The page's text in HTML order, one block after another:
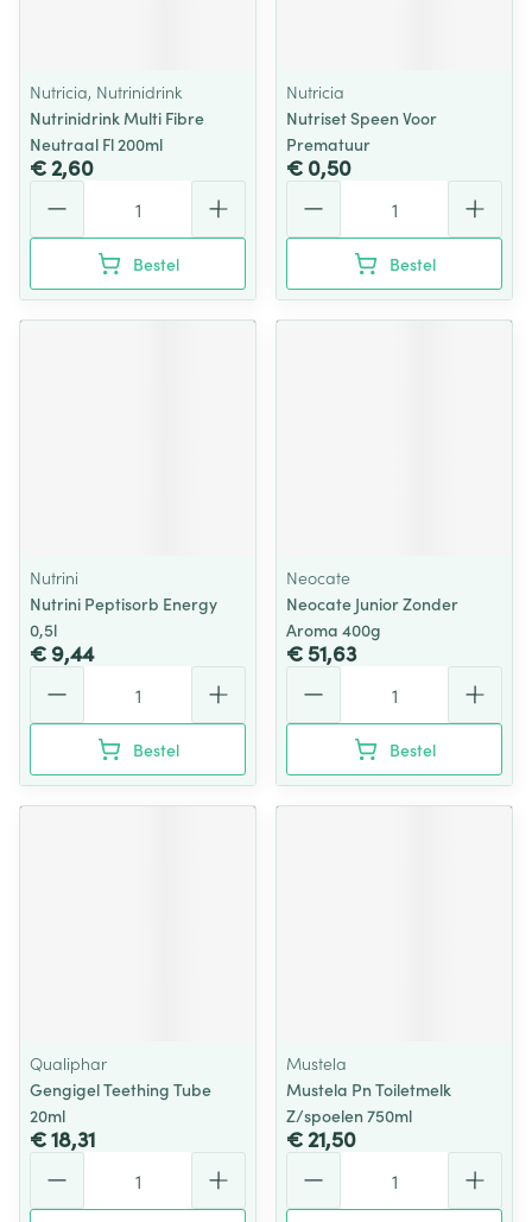
Nutricia, Nutrinidrink
Nutrinidrink Multi Fibre
Neutraal Fl 200ml
€ 2,60
Bestel
Nutricia
Nutriset Speen Voor
Prematuur
€ 0,50
Bestel
Nutrini
Nutrini Peptisorb Energy
0,5l
€ 9,44
Bestel
Neocate
Neocate Junior Zonder
Aroma 400g
€ 51,63
Bestel
Qualiphar
Gengigel Teething Tube
20ml
€ 18,31
Mustela
Mustela Pn Toiletmelk
Z/spoelen 750ml
€ 21,50